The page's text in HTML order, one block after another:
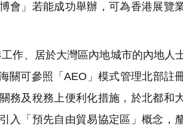
會」若能成功舉辦，可為香港展覽
作、居於大灣區內地城市的內地人
可參照「AEO」模式管理北部註
務及稅務上便利化措施，於北都和
入「預先自由貿易協定區」概念，